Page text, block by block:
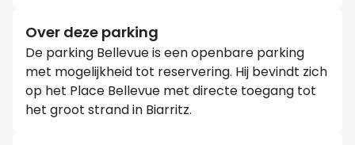
Over deze parking
De parking Bellevue is een openbare parking
met mogelijkheid tot reservering. Hij bevindt zich
op het Place Bellevue met directe toegang tot
het groot strand in Biarritz.